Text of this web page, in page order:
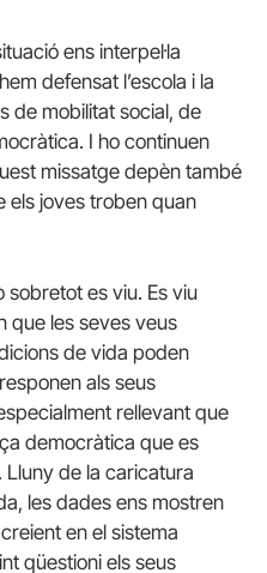
ens interpel·la
defensat l’escola i la
de mobilitat social, de
I ho continuen
missatge depèn també
els joves troben quan
sobretot es viu. Es viu
que les seves veus
de vida poden
als seus
rellevant que
democràtica que es
de la caricatura
les dades ens mostren
en el sistema
qüestioni els seus